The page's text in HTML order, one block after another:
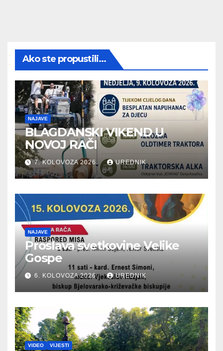
Ako ste propustili...
NAJAVE
BLAGDANSKI VIKEND U
NOVOJ RAČI
7. KOLOVOZA 2026. UREDNIK
NAJAVE
Proslava svetkovine Velike
Gospe
6. KOLOVOZA 2026. UREDNIK
VIDEO VIJESTI